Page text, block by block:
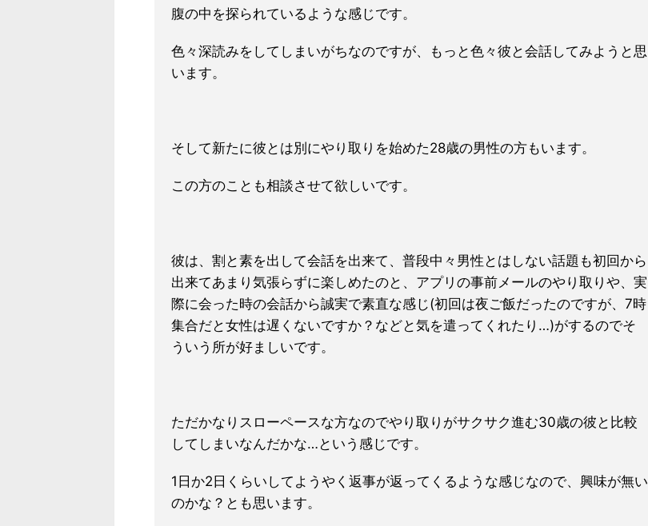
腹の中を探られているような感じです。
色々深読みをしてしまいがちなのですが、もっと色々彼と会話してみようと思
います。
そして新たに彼とは別にやり取りを始めた28歳の男性の方もいま す。
この方のことも相談させて欲しいです。
彼は、割と素を出して会話を出来て、普段中々男性とはしない話題も初回から
出来てあま り気張らずに楽しめたのと、アプリの事前メールのやり取りや、実
際に会った時の会話から誠実で素直な感じ(初回は夜ご飯だったのですが、7時
集合だと女性は遅くないですか？ などと気を遣ってくれたり…)がするのでそ
ういう所が好ましいです。
ただかなりスローペースな方なのでやり取りがサクサク進む30歳の彼と比較
してしまいなんだかな…という感じです。
1日か2日く らいしてようやく返事が返ってくるような感じなので、 興味が無い
のかな？とも思います。